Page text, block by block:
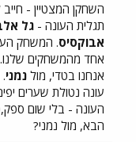
השחקן המצטיין -
תגלית העונה - גל
אבוקסיס. המשחק
אחד מהמשחקים
אנחנו בטדי, מול נמני
עונה נטולת שערים
העונה - בלי שום
הבא, מול נמני?